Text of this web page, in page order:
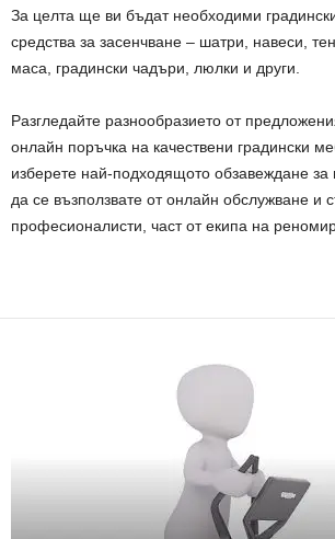
За целта ще ви бъдат необходими
средства за засенчване – шатри, навеси,
маса, градински чадъри, люлки и други.
Разгледайте разнообразието от
онлайн поръчка на качествени градински
изберете най-подходящото обзавеждане
да се възползвате от онлайн обслужване и
професионалисти, част от екипа на